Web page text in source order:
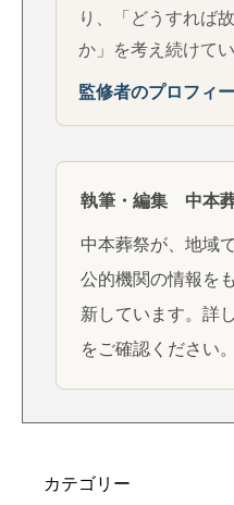
り、「どうすれば
か」を考え続けてい
監修者のプロフィ
執筆・編集 中本
中本葬祭が、地域
公的機関の情報を
新しています。詳
をご確認ください。
カテゴリー